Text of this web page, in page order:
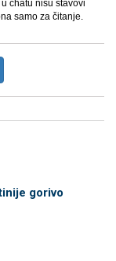
chatu nisu stavovi
samo za čitanje.
gorivo